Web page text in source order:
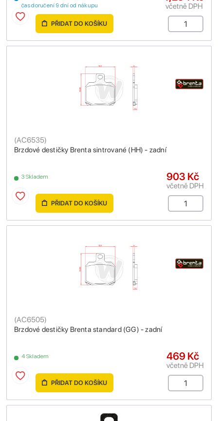
čas doručení 9 dní od nákupu
včetně DPH
PŘIDAT DO KOŠÍKU
Brzdové destičky Brenta sintrované (HH) - zadní
(AC6535)
3 Skladem 903 Kč
včetně DPH
PŘIDAT DO KOŠÍKU
Brzdové destičky Brenta standard (GG) - zadní
(AC6505)
4 Skladem 469 Kč
včetně DPH
PŘIDAT DO KOŠÍKU